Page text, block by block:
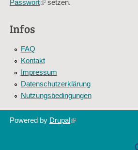
Passwort(linksetzen.
Infos
FAQ
Kontakt
Impressum
Datenschutzerklärung
Nutzungsbedingungen
Powered by Drupal(link